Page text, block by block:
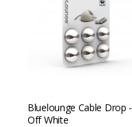
Bluelounge Cable Drop -
Off White